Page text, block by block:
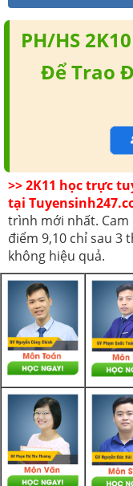
PH/HS
Để Trao
>> 2K11 học trực
tại
trình mới nhất.
điểm 9,10 chỉ sau 3
không hiệu quả.